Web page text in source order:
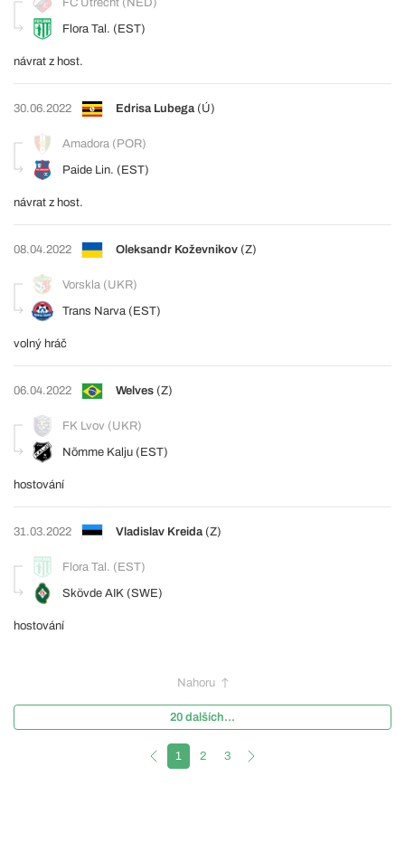
FC Utrecht (NED)
Flora Tal. (EST)
návrat z host.
30.06.2022 Edrisa Lubega (Ú)
Amadora (POR)
Paide Lin. (EST)
návrat z host.
08.04.2022 Oleksandr Koževnikov (Z)
Vorskla (UKR)
Trans Narva (EST)
volný hráč
06.04.2022 Welves (Z)
FK Lvov (UKR)
Nõmme Kalju (EST)
hostování
31.03.2022 Vladislav Kreida (Z)
Flora Tal. (EST)
Skövde AIK (SWE)
hostování
Nahoru
20 dalších...
1 2 3